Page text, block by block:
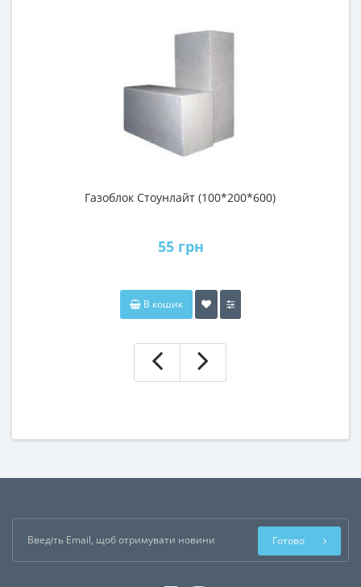
Газоблок Стоунлайт (100*200*600)
55 грн
В кошик
Готово